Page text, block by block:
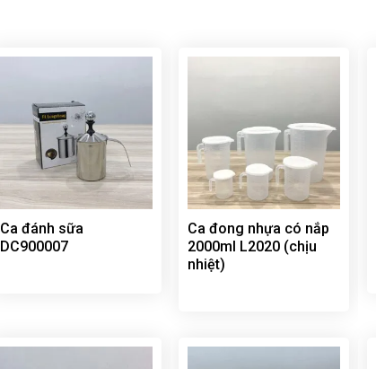
Ca đánh sữa
DC900007
Ca đong nhựa có nắp
2000ml L2020 (chịu
nhiệt)